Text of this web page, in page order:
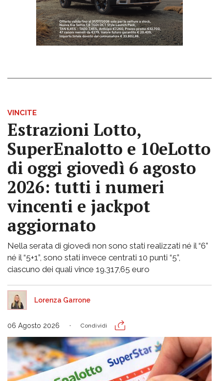
VINCITE
Estrazioni Lotto,
SuperEnalotto e 10eLotto
di oggi giovedì 6 agosto
2026: tutti i numeri
vincenti e jackpot
aggiornato
Nella serata di giovedì non sono stati realizzati né il “6”
né il “5+1”, sono stati invece centrati 10 punti “5”,
ciascuno dei quali vince 19.317,65 euro
Lorenza Garrone
06 Agosto 2026 Condividi